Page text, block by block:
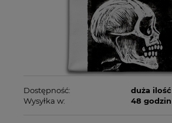
Dostępność:
duża ilość
Wysyłka w:
48 godzin